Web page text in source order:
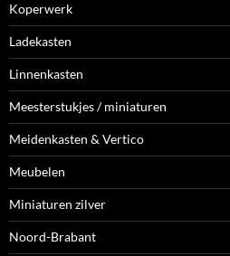
Koperwerk
Ladekasten
Linnenkasten
Meesterstukjes / miniaturen
Meidenkasten & Vertico
Meubelen
Miniaturen zilver
Noord-Brabant